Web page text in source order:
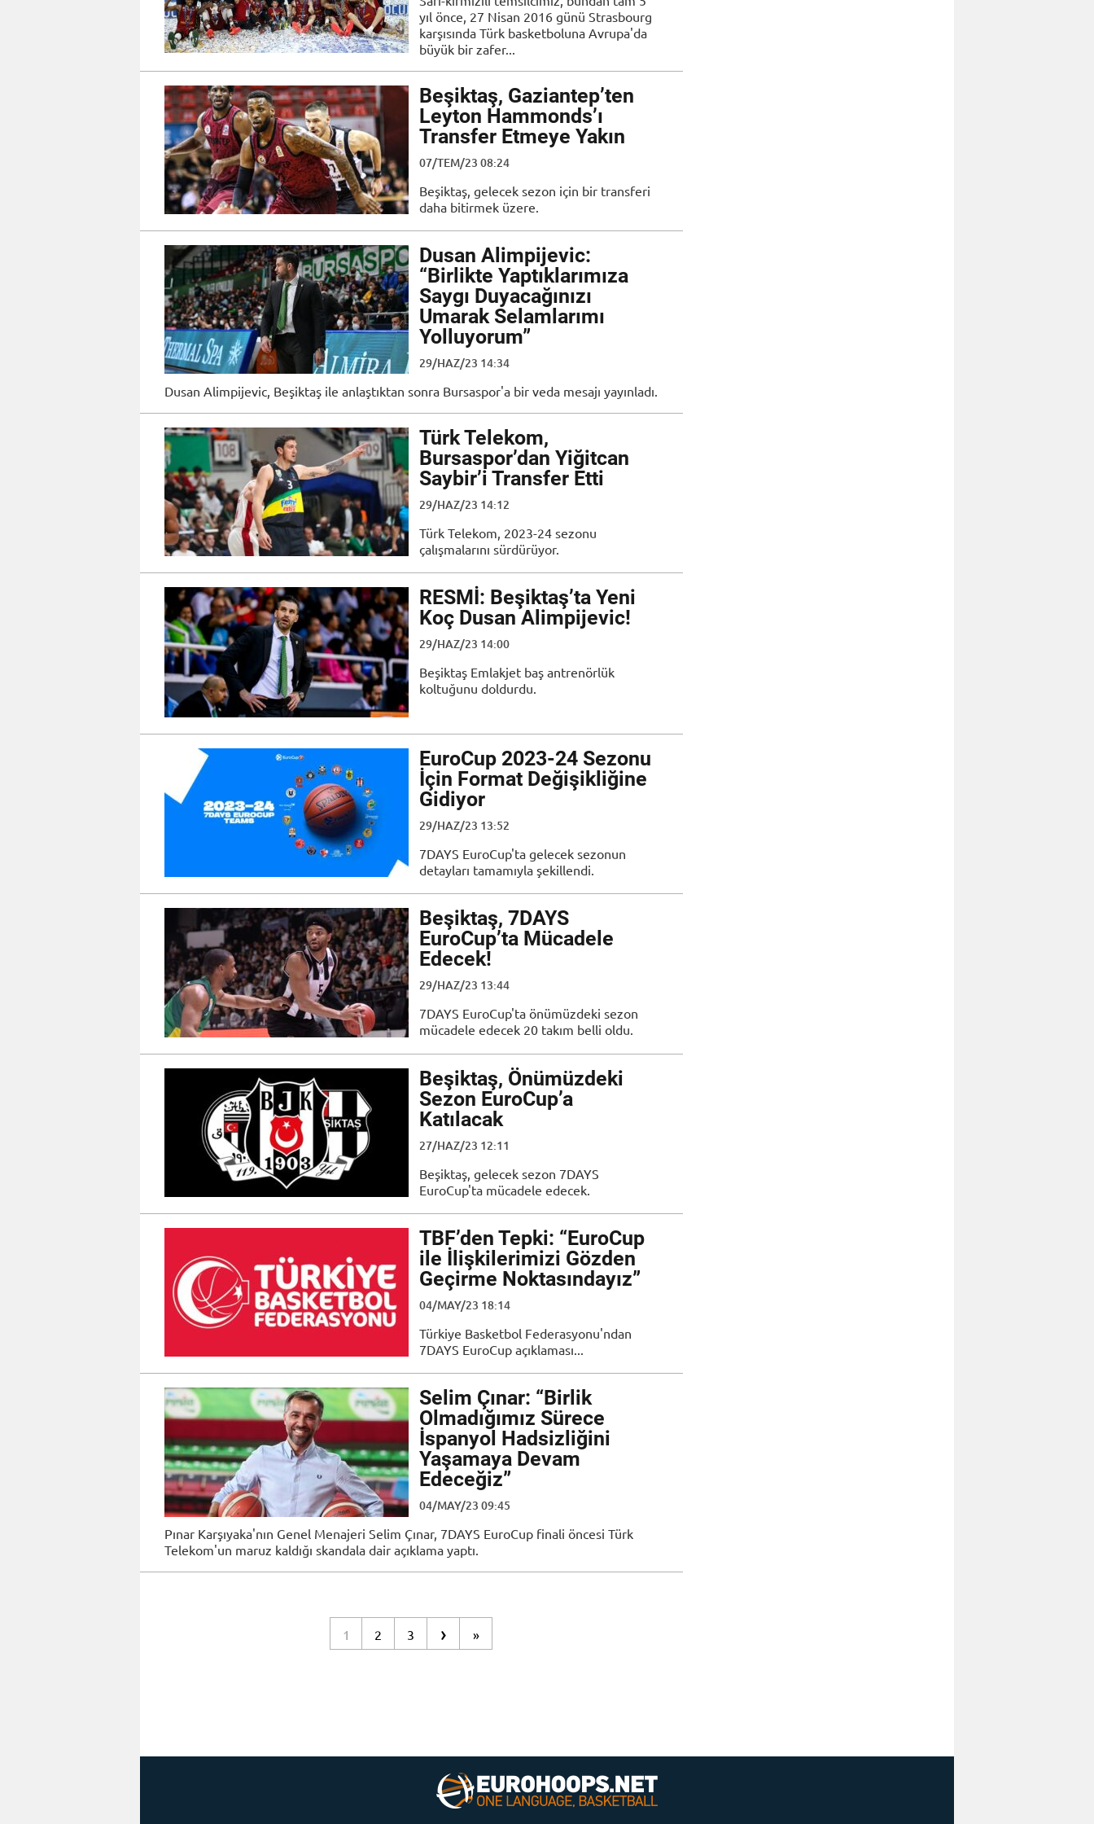
yıl önce, 27 Nisan 2016 günü Strasbourg
karşısında Türk basketboluna Avrupa'da
büyük bir zafer...
Beşiktaş, Gaziantep’ten
Leyton Hammonds’ı
Transfer Etmeye Yakın
07/TEM/23 08:24
Beşiktaş, gelecek sezon için bir transferi
daha bitirmek üzere.
Dusan Alimpijevic:
“Birlikte Yaptıklarımıza
Saygı Duyacağınızı
Umarak Selamlarımı
Yolluyorum”
29/HAZ/23 14:34
Dusan Alimpijevic, Beşiktaş ile anlaştıktan sonra Bursaspor'a bir veda mesajı yayınladı.
Türk Telekom,
Bursaspor’dan Yiğitcan
Saybir’i Transfer Etti
29/HAZ/23 14:12
Türk Telekom, 2023-24 sezonu
çalışmalarını sürdürüyor.
RESMİ: Beşiktaş’ta Yeni
Koç Dusan Alimpijevic!
29/HAZ/23 14:00
Beşiktaş Emlakjet baş antrenörlük
koltuğunu doldurdu.
EuroCup 2023-24 Sezonu
İçin Format Değişikliğine
Gidiyor
29/HAZ/23 13:52
7DAYS EuroCup'ta gelecek sezonun
detayları tamamıyla şekillendi.
Beşiktaş, 7DAYS
EuroCup’ta Mücadele
Edecek!
29/HAZ/23 13:44
7DAYS EuroCup'ta önümüzdeki sezon
mücadele edecek 20 takım belli oldu.
Beşiktaş, Önümüzdeki
Sezon EuroCup’a
Katılacak
27/HAZ/23 12:11
Beşiktaş, gelecek sezon 7DAYS
EuroCup'ta mücadele edecek.
TBF’den Tepki: “EuroCup
ile İlişkilerimizi Gözden
Geçirme Noktasındayız”
04/MAY/23 18:14
Türkiye Basketbol Federasyonu'ndan
7DAYS EuroCup açıklaması...
Selim Çınar: “Birlik
Olmadığımız Sürece
İspanyol Hadsizliğini
Yaşamaya Devam
Edeceğiz”
04/MAY/23 09:45
Pınar Karşıyaka'nın Genel Menajeri Selim Çınar, 7DAYS EuroCup finali öncesi Türk
Telekom'un maruz kaldığı skandala dair açıklama yaptı.
1 2 3 › »